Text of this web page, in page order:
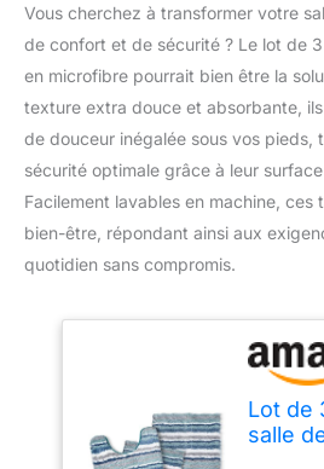
Vous cherchez à transformer votre
de confort et de sécurité ? Le lot de
en microfibre pourrait bien être la
texture extra douce et absorbante,
de douceur inégalée sous vos pieds,
sécurité optimale grâce à leur
Facilement lavables en machine, ces
bien-être, répondant ainsi aux
quotidien sans compromis.
Lot de
salle